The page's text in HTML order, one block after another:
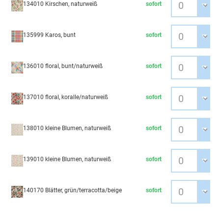
134010 Kirschen, naturweiß sofort
135999 Karos, bunt sofort
136010 floral, bunt/naturweiß sofort
137010 floral, koralle/naturweiß sofort
138010 kleine Blumen, naturweiß sofort
139010 kleine Blumen, naturweiß sofort
140170 Blätter, grün/terracotta/beige sofort